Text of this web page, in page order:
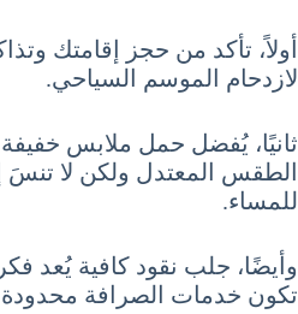
أولاً، تأكد من حجز إقامتك
لازدحام الموسم السياحي.
ثانيًا، يُفضل حمل ملابس
الطقس المعتدل ولكن لا
للمساء.
وأيضًا، جلب نقود كافية يُعد
تكون خدمات الصرافة